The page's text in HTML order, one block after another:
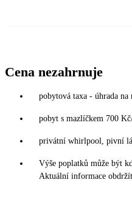
Cena nezahrnuje
pobytová taxa - úhrada na
pobyt s mazlíčkem 700
privátní whirlpool, pivní
Výše poplatků může být
Aktuální informace